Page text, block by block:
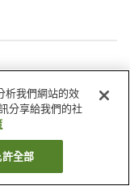
析我們網站的效
分享給我們的社
許全部